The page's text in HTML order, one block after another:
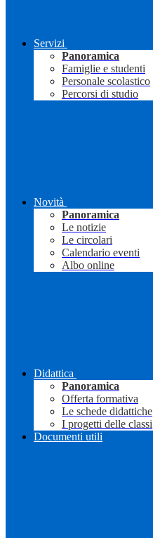
Servizi
Panoramica
Famiglie e studenti
Personale scolastico
Percorsi di studio
Novità
Panoramica
Le notizie
Le circolari
Calendario eventi
Albo online
Didattica
Panoramica
Offerta formativa
Le schede didattiche
I progetti delle classi
Documenti utili